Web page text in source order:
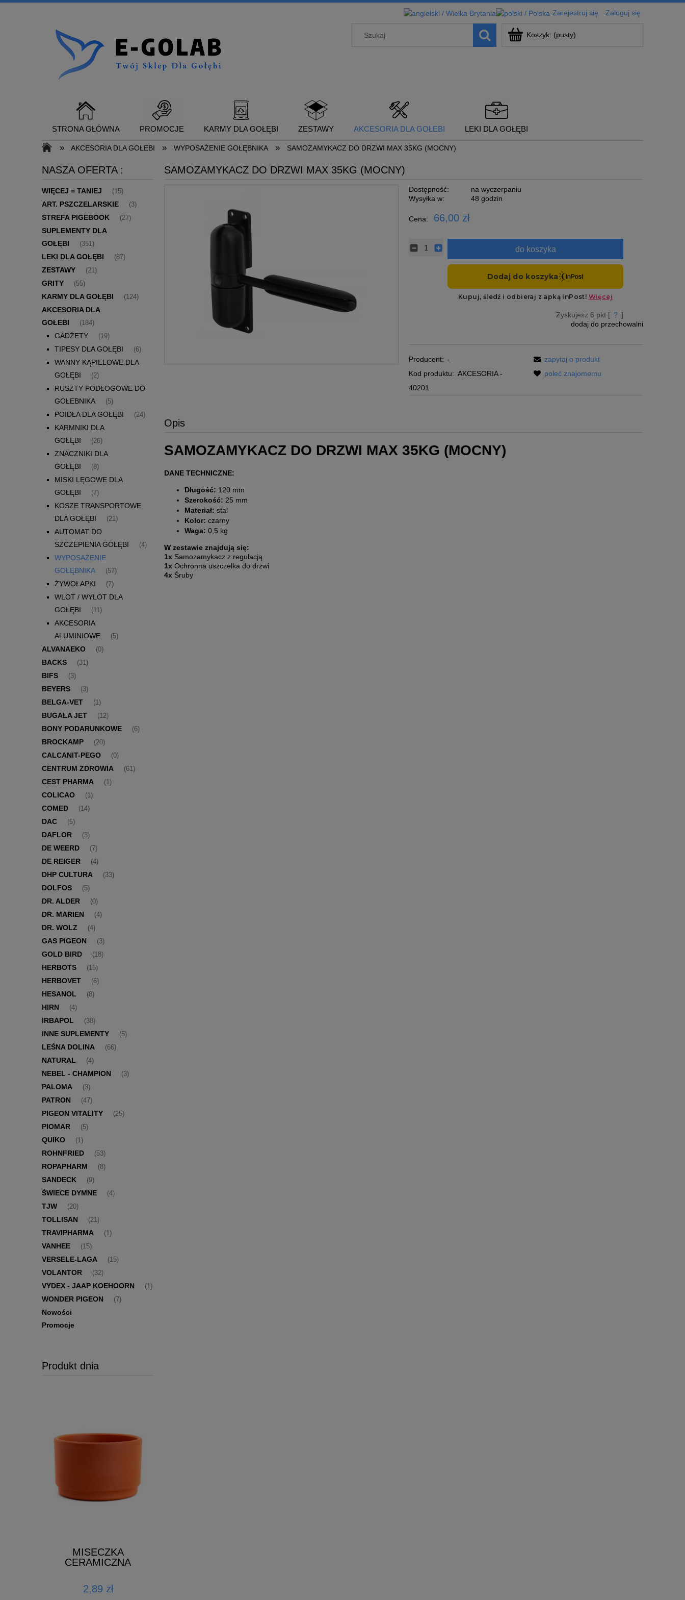
Zarejestruj się Zaloguj się
Koszyk: (pusty)
STRONA GŁÓWNA PROMOCJE KARMY DLA GOŁĘBI ZESTAWY AKCESORIA DLA GOŁEBI LEKI DLA GOŁĘBI
SUPLEMENTY DLA GOŁĘBI KONTAKT
» AKCESORIA DLA GOŁEBI » WYPOSAŻENIE GOŁĘBNIKA » SAMOZAMYKACZ DO DRZWI MAX 35KG (MOCNY)
NASZA OFERTA :
WIĘCEJ = TANIEJ (15)
ART. PSZCZELARSKIE (3)
STREFA PIGEBOOK (27)
SUPLEMENTY DLA
GOŁĘBI
(351)
LEKI DLA GOŁĘBI (87)
ZESTAWY (21)
GRITY (55)
KARMY DLA GOŁĘBI (124)
AKCESORIA DLA
GOŁEBI
(184)
GADŻETY (19)
TIPESY DLA GOŁĘBI (6)
WANNY KĄPIELOWE DLA
GOŁĘBI
(2)
RUSZTY PODŁOGOWE DO
GOŁEBNIKA
(5)
POIDŁA DLA GOŁĘBI (24)
KARMNIKI DLA
GOŁĘBI
(26)
ZNACZNIKI DLA
GOŁĘBI
(8)
MISKI LĘGOWE DLA
GOŁĘBI
(7)
KOSZE TRANSPORTOWE
DLA GOŁĘBI
(21)
AUTOMAT DO
SZCZEPIENIA GOŁĘBI
(4)
WYPOSAŻENIE
GOŁĘBNIKA
(57)
ŻYWOŁAPKI (7)
WLOT / WYLOT DLA
GOŁĘBI
(11)
AKCESORIA
ALUMINIOWE
(5)
ALVANAEKO (0)
BACKS (31)
BIFS (3)
BEYERS (3)
BELGA-VET (1)
BUGAŁA JET (12)
BONY PODARUNKOWE (6)
BROCKAMP (20)
CALCANIT-PEGO (0)
CENTRUM ZDROWIA (61)
CEST PHARMA (1)
COLICAO (1)
COMED (14)
DAC (5)
DAFLOR (3)
DE WEERD (7)
DE REIGER (4)
DHP CULTURA (33)
DOLFOS (5)
DR. ALDER (0)
DR. MARIEN (4)
DR. WOLZ (4)
GAS PIGEON (3)
GOLD BIRD (18)
HERBOTS (15)
HERBOVET (6)
HESANOL (8)
HIRN (4)
IRBAPOL (38)
INNE SUPLEMENTY (5)
LEŚNA DOLINA (66)
NATURAL (4)
NEBEL - CHAMPION (3)
PALOMA (3)
PATRON (47)
PIGEON VITALITY (25)
PIOMAR (5)
QUIKO (1)
ROHNFRIED (53)
ROPAPHARM (8)
SANDECK (9)
ŚWIECE DYMNE (4)
TJW (20)
TOLLISAN (21)
TRAVIPHARMA (1)
VANHEE (15)
VERSELE-LAGA (15)
VOLANTOR (32)
VYDEX - JAAP KOEHOORN (1)
WONDER PIGEON (7)
Nowości
Promocje
Produkt dnia
MISECZKA
CERAMICZNA
2,89 zł
SAMOZAMYKACZ DO DRZWI MAX 35KG (MOCNY)
Dostępność:
na wyczerpaniu
Wysyłka w:
48 godzin
Cena: 66,00 zł
do koszyka
Zyskujesz 6 pkt [ ? ]
dodaj do przechowalni
Producent: -
Kod produktu: AKCESORIA -
40201
zapytaj o produkt
poleć znajomemu
Opis
SAMOZAMYKACZ DO DRZWI MAX 35KG (MOCNY)
DANE TECHNICZNE:
Długość: 120 mm
Szerokość: 25 mm
Materiał: stal
Kolor: czarny
Waga: 0,5 kg
W zestawie znajdują się:
1x Samozamykacz z regulacją
1x Ochronna uszczelka do drzwi
4x Śruby